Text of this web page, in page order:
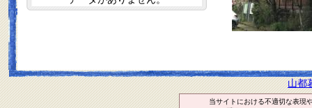
山都
当サイトにおける不適切な表現